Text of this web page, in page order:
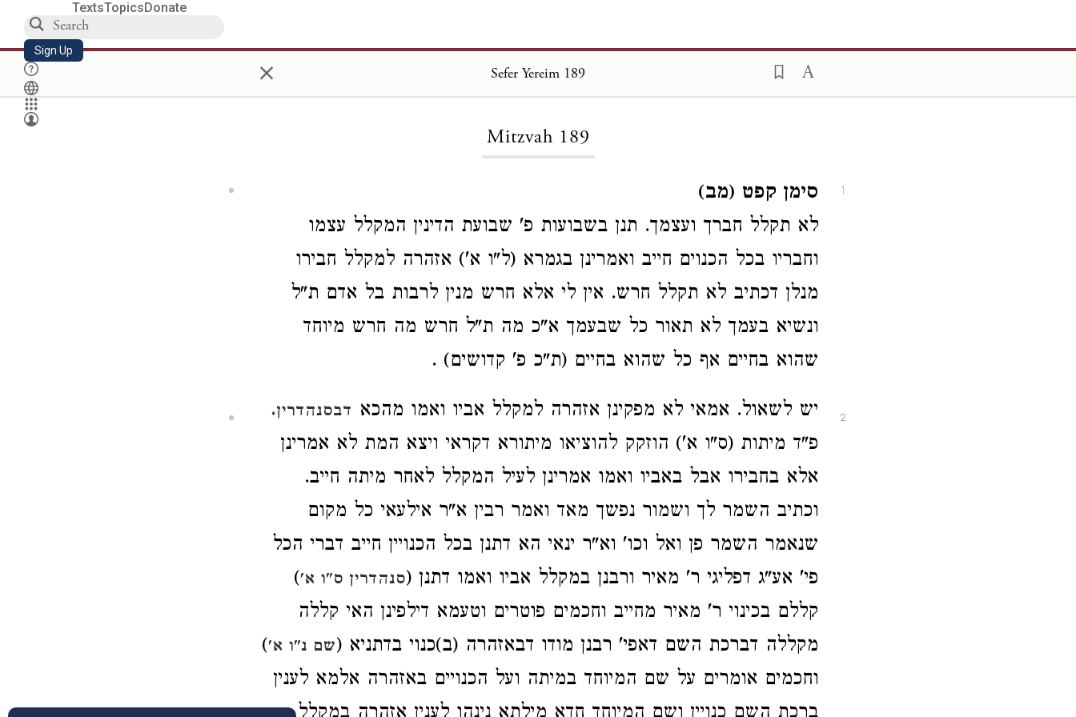
TextsTopicsDonate
Sign Up × Sefer Yereim 189
Mitzvah 189
1
סימן קפט (מב)
לא תקלל חברך ועצמך. תנן בשבועות פ' שבועת הדינין המקלל עצמו
וחבריו בכל הכנוים חייב ואמרינן בגמרא (ל"ו א') אזהרה למקלל חבירו
מנלן דכתיב לא תקלל חרש. אין לי אלא חרש מנין לרבות בל אדם ת"ל
ונשיא בעמך לא תאור כל שבעמך א"כ מה ת"ל חרש מה חרש מיוחד
שהוא בחיים אף כל שהוא בחיים (ת"כ פ' קדושים) .
2 יש לשאול. אמאי לא מפקינן אזהרה למקלל אביו ואמו מהכא דבסנהדרין.
פ"ד מיתות (ס"ו א') הוזקק להוציאו מיתורא דקראי ויצא המת לא אמרינן
אלא בחבירו אבל באביו ואמו אמרינן לעיל המקלל לאחר מיתה חייב.
וכתיב השמר לך ושמור נפשך מאד ואמר רבין א"ר אילעאי כל מקום
שנאמר השמר פן ואל וכו' וא"ר ינאי הא דתנן בכל הכנויין חייב דברי הכל
פי' אע"ג דפליגי ר' מאיר ורבנן במקלל אביו ואמו דתנן (סנהדרין ס"ו א')
קללם בכינוי ר' מאיר מחייב וחכמים פוטרים וטעמא דילפינן האי קללה
מקללה דברכת השם דאפי' רבנן מודו דבאזהרה (ב)כנוי בדתניא (שם נ"ו א')
וחכמים אומרים על שם המיוחד במיתה ועל הכנויים באזהרה אלמא לענין